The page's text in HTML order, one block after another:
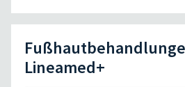
Lineamed+